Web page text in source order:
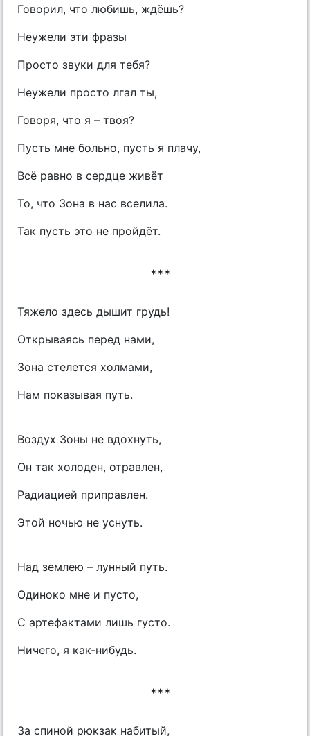
Говорил, что любишь, ждёшь?
Неужели эти фразы
Просто звуки для тебя?
Неужели просто лгал ты,
Говоря, что я – твоя?
Пусть мне больно, пусть я плачу,
Всё равно в сердце живёт
То, что Зона в нас вселила.
Так пусть это не пройдёт.
***
Тяжело здесь дышит грудь!
Открываясь перед нами,
Зона стелется холмами,
Нам показывая путь.
Воздух Зоны не вдохнуть,
Он так холоден, отравлен,
Радиацией приправлен.
Этой ночью не уснуть.
Над землею – лунный путь.
Одиноко мне и пусто,
С артефактами лишь густо.
Ничего, я как-нибудь.
***
За спиной рюкзак набитый,